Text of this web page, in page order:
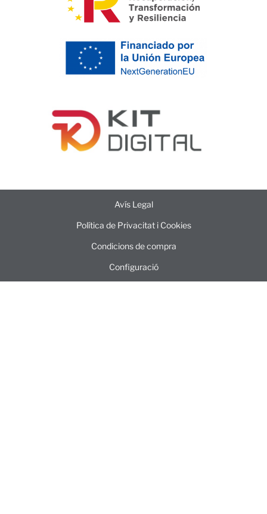
Avís Legal
Política de Privacitat i Cookies
Condicions de compra
Configuració